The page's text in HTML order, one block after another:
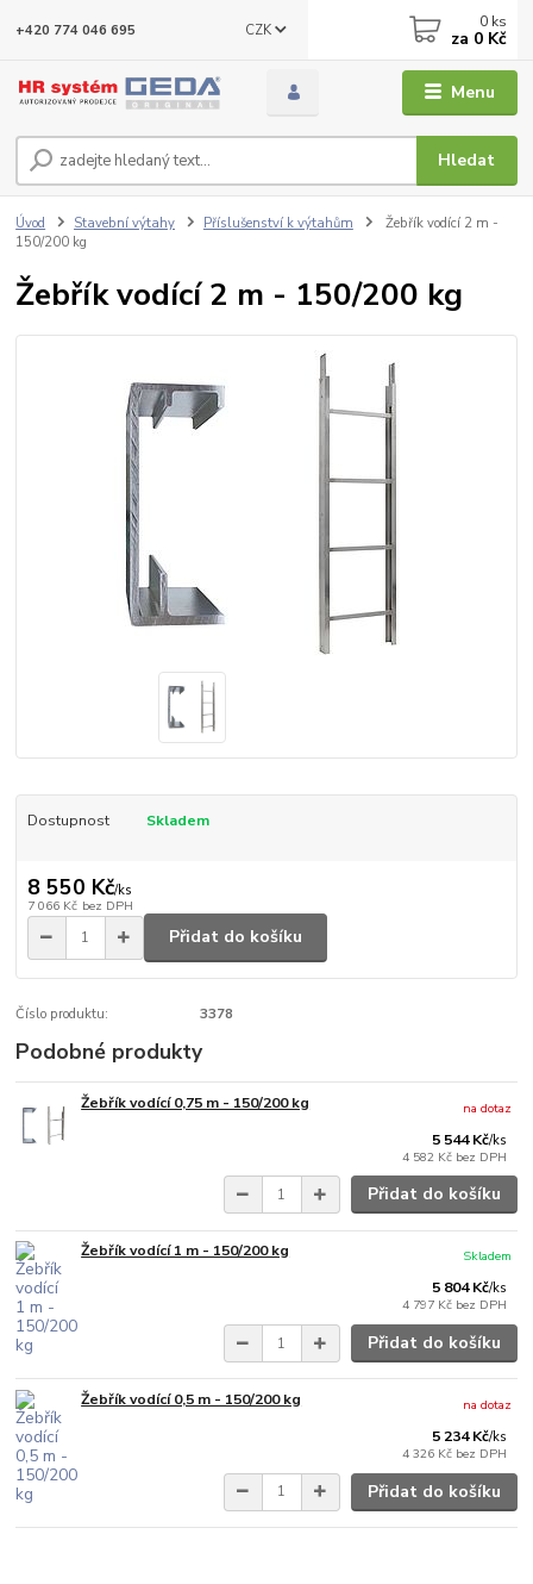
Menu
CZK
Hledat
+420 774 046 695 0 ks
za 0 Kč
Úvod Stavební výtahy Příslušenství k výtahům
Žebřík vodící 2 m -
150/200 kg
Žebřík vodící 2 m - 150/200 kg
Dostupnost Skladem
8 550 Kč/ks
7 066 Kč bez DPH
Přidat do košíku
Číslo produktu: 3378
Podobné produkty
Žebřík vodící 0,75 m - 150/200 kg
5 544 Kč/ks
4 582 Kč bez DPH
na dotaz
Přidat do košíku
Žebřík vodící 1 m - 150/200 kg
5 804 Kč/ks
4 797 Kč bez DPH
Skladem
Přidat do košíku
Žebřík vodící 0,5 m - 150/200 kg
5 234 Kč/ks
4 326 Kč bez DPH
na dotaz
Přidat do košíku